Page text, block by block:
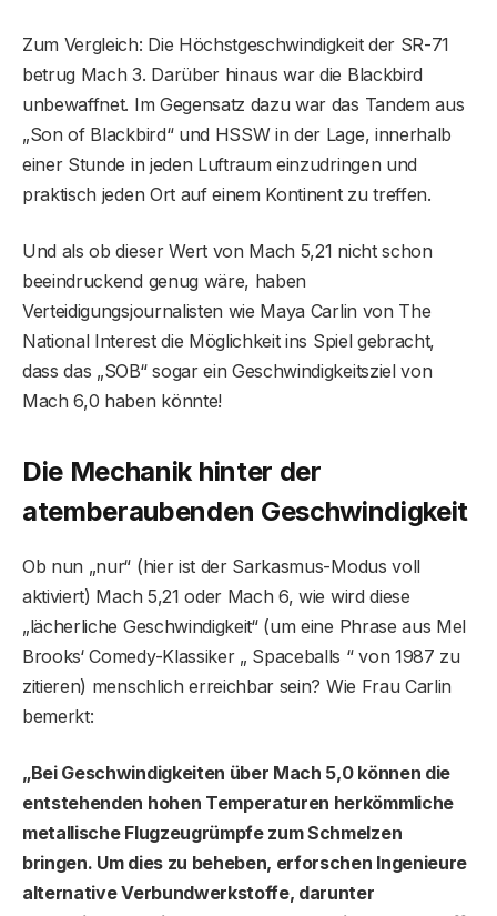
Zum Vergleich: Die Höchstgeschwindigkeit der SR-71
betrug Mach 3. Darüber hinaus war die Blackbird
unbewaffnet. Im Gegensatz dazu war das Tandem aus
„Son of Blackbird“ und HSSW in der Lage, innerhalb
einer Stunde in jeden Luftraum einzudringen und
praktisch jeden Ort auf einem Kontinent zu treffen.
Und als ob dieser Wert von Mach 5,21 nicht schon
beeindruckend genug wäre, haben
Verteidigungsjournalisten wie Maya Carlin von The
National Interest die Möglichkeit ins Spiel gebracht,
dass das „SOB“ sogar ein Geschwindigkeitsziel von
Mach 6,0 haben könnte!
Die Mechanik hinter der
atemberaubenden Geschwindigkeit
Ob nun „nur“ (hier ist der Sarkasmus-Modus voll
aktiviert) Mach 5,21 oder Mach 6, wie wird diese
„lächerliche Geschwindigkeit“ (um eine Phrase aus Mel
Brooks‘ Comedy-Klassiker „ Spaceballs “ von 1987 zu
zitieren) menschlich erreichbar sein? Wie Frau Carlin
bemerkt:
„Bei Geschwindigkeiten über Mach 5,0 können die
entstehenden hohen Temperaturen herkömmliche
metallische Flugzeugrümpfe zum Schmelzen
bringen. Um dies zu beheben, erforschen Ingenieure
alternative Verbundwerkstoffe, darunter